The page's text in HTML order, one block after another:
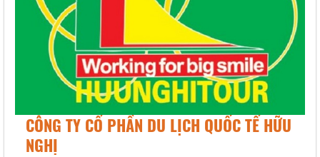
CÔNG TY CỔ PHẦN DU LỊCH QUỐC TẾ HỮU
NGHỊ